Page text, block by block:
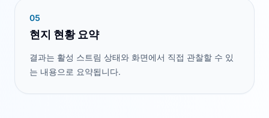
05
현지 현황 요약
결과는 활성 스트림 상태와 화면에서 직접 관찰할 수 있
는 내용으로 요약됩니다.